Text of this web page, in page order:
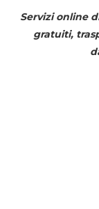
Servizi online
gratuiti,